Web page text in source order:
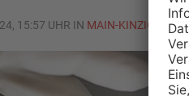
15:57 UHR IN MAIN-KINZIG-KREIS